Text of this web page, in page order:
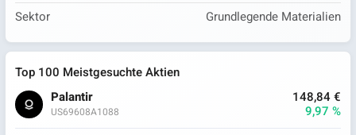
Sektor
Grundlegende Materialien
Top 100 Meistgesuchte Aktien
Palantir
US69608A1088
148,84 €
9,97 %